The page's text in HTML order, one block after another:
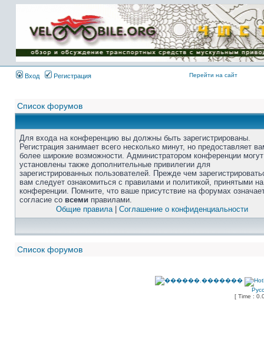
Вход Регистрация Перейти на сайт
Список форумов
Для входа на конференцию вы должны быть зарегистрированы.
Регистрация занимает всего несколько минут, но предоставляет
более широкие возможности. Администратором конференции
установлены также дополнительные привилегии для
зарегистрированных пользователей. Прежде чем
вам следует ознакомиться с правилами и политикой, принятыми на
конференции. Помните, что ваше присутствие на форумах
согласие со всеми правилами.
Общие правила| Соглашение о конфиденциальности
Список форумов
[ Time :